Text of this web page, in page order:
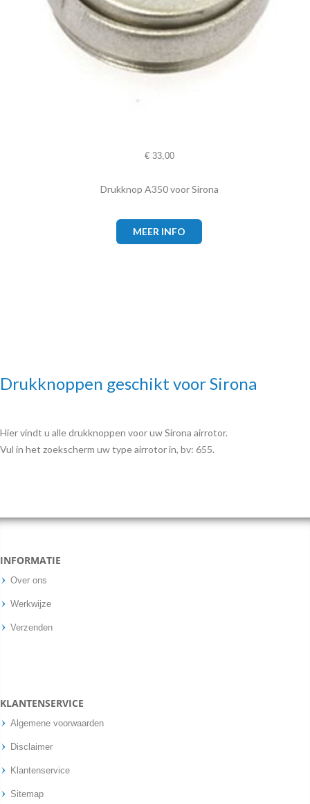
€33,00
Drukknop A350 voor Sirona
MEER INFO
Drukknoppen geschikt voor Sirona
Hier vindt u alle drukknoppen voor uw Sirona airrotor.
Vul in het zoekscherm uw type airrotor in, bv: 655.
INFORMATIE
Over ons
Werkwijze
Verzenden
KLANTENSERVICE
Algemene voorwaarden
Disclaimer
Klantenservice
Sitemap